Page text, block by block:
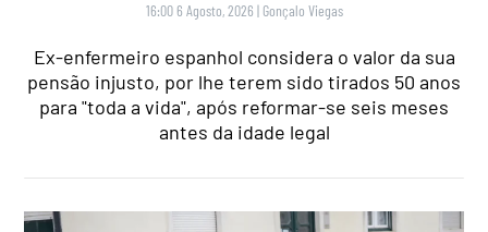
16:00 6 Agosto, 2026 | Gonçalo Viegas
Ex-enfermeiro espanhol considera o valor da sua
pensão injusto, por lhe terem sido tirados 50 anos
para "toda a vida", após reformar-se seis meses
antes da idade legal